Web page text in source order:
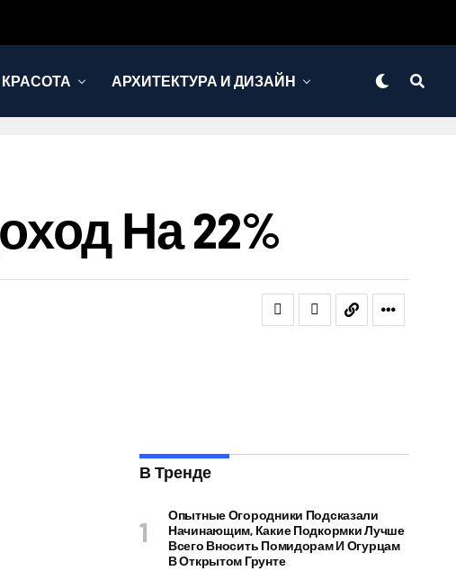
АРХИТЕКТУРА И ДИЗАЙН
На 22%
В Тренде
Опытные Огородники Подсказали
Начинающим, Какие Подкормки Лучше
Всего Вносить Помидорам И Огурцам
В Открытом Грунте